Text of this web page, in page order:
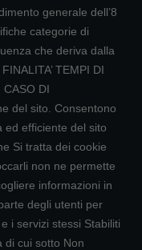
generale dell’8
categorie di
che deriva dalla
TEMPI DI
CASO DI
del sito. Consentono
ed efficiente del sito
Si tratta dei cookie
non ne permette
informazioni in
degli utenti per
i servizi stessi Stabiliti
di cui sotto Non